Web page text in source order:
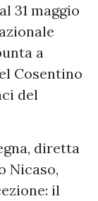
31 maggio
a
Cosentino
del
diretta
Nicaso,
il